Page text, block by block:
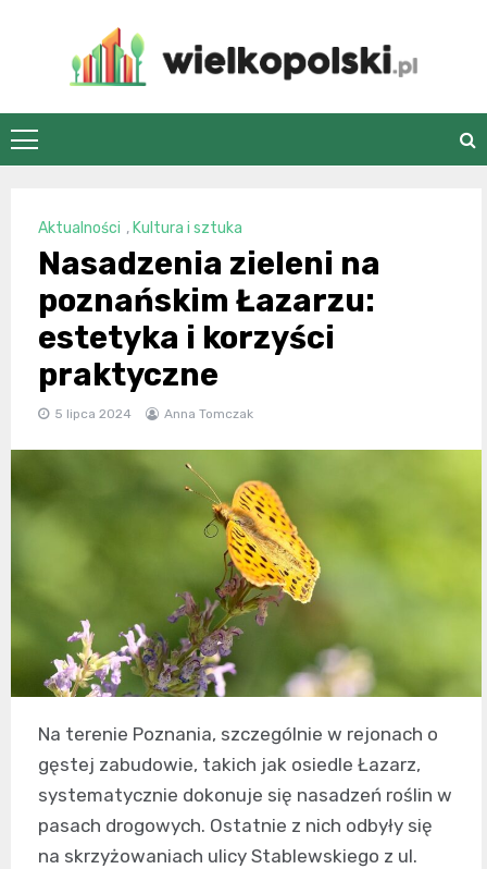
wielkopolski.pl
Aktualności , Kultura i sztuka
Nasadzenia zieleni na
poznańskim Łazarzu:
estetyka i korzyści
praktyczne
5 lipca 2024 Anna Tomczak
Na terenie Poznania, szczególnie w rejonach o
gęstej zabudowie, takich jak osiedle Łazarz,
systematycznie dokonuje się nasadzeń roślin w
pasach drogowych. Ostatnie z nich odbyły się
na skrzyżowaniach ulicy Stablewskiego z ul.